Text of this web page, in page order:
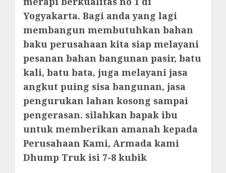
Yogyakarta. Bagi anda yang lagi
membangun membutuhkan bahan
baku perusahaan kita siap melayani
pesanan bahan bangunan pasir, batu
kali, batu bata, juga melayani jasa
angkut puing sisa bangunan, jasa
pengurukan lahan kosong sampai
pengerasan. silahkan bapak ibu
untuk memberikan amanah kepada
Perusahaan Kami, Armada kami
Dhump Truk isi 7-8 kubik